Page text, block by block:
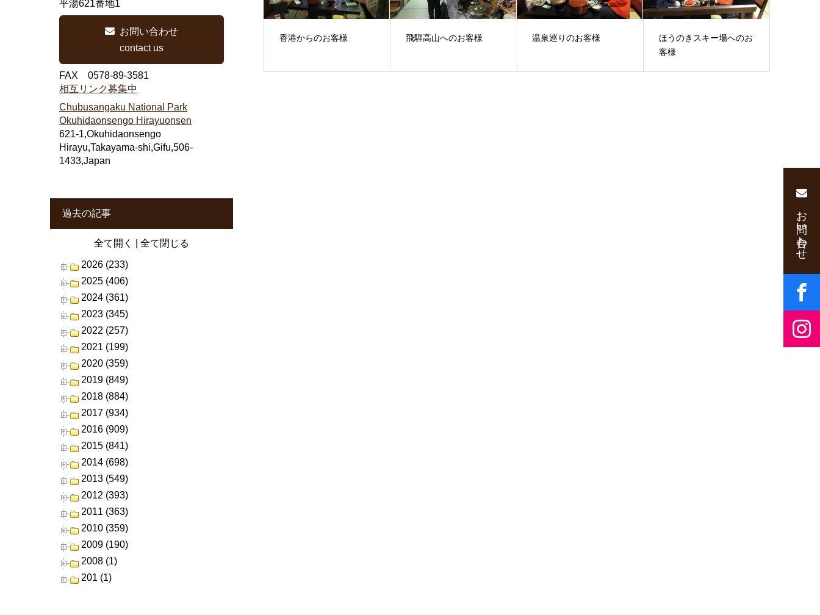
香港からのお客様 飛騨高山へのお客様 温泉巡りのお客様
ほうのきスキー場へのお
客様
平湯621番地1
お問い合わせ
contact us
FAX 0578-89-3581
相互リンク募集中
Chubusangaku National Park
Okuhidaonsengo Hirayuonsen
621-1,Okuhidaonsengo
Hirayu,Takayama-shi,Gifu,506-
1433,Japan
過去の記事
全て開く 全て閉じる
2026 (233)
2025 (406)
2024 (361)
2023 (345)
2022 (257)
2021 (199)
2020 (359)
2019 (849)
2018 (884)
2017 (934)
2016 (909)
2015 (841)
2014 (698)
2013 (549)
2012 (393)
2011 (363)
2010 (359)
2009 (190)
2008 (1)
201 (1)
お問い合わせ